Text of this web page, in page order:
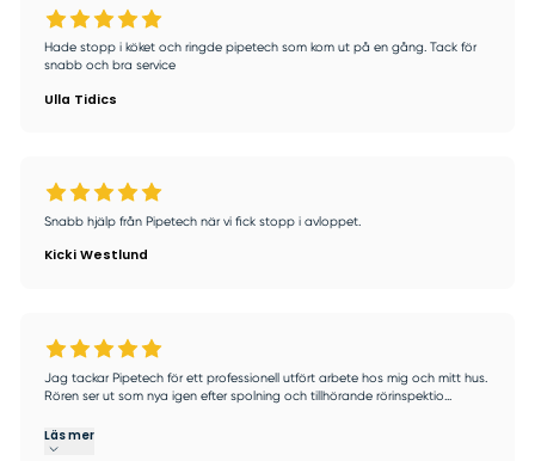
Hade stopp i köket och ringde pipetech som kom ut på en gång. Tack för
snabb och bra service
Ulla Tidics
Snabb hjälp från Pipetech när vi fick stopp i avloppet.
Kicki Westlund
Jag tackar Pipetech för ett professionell utfört arbete hos mig och mitt hus.
Rören ser ut som nya igen efter spolning och tillhörande rörinspektio...
Läs mer